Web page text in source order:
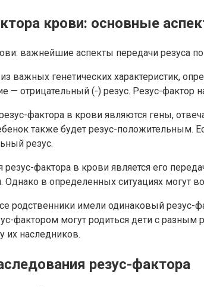
крови: основные
важных генетических характеристик,
— отрицательный (-) резус. Резус-фактор
фактора в крови являются гены,
также будет резус-положительным.
резус.
фактора в крови является его
в определенных ситуациях могут
родственники имели одинаковый резус-
фактором могут родиться дети с
их наследников.
резус-фактора